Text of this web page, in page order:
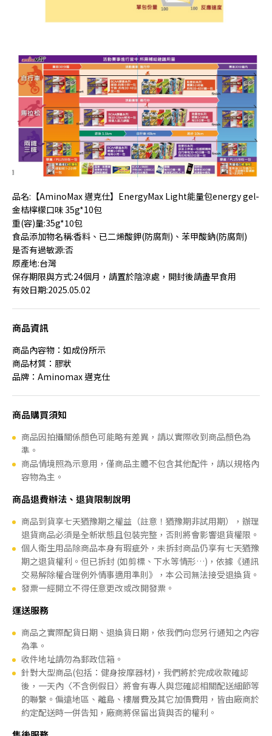
品名: 【AminoMax 邁克仕】EnergyMax Light能量包energy gel-
金桔檸檬口味 35g*10包
重(容)量:35g*10包
食品添加物名稱:香料、已二烯酸鉀(防腐劑) 、苯甲酸鈉(防腐劑)
是否有過敏源:否
原產地:台灣
保存期限與方式:24個月，請置於陰涼處，開封後請盡早食用
有效日期:2025.05.02
商品資訊
商品內容物：如成份所示
商品材質：膠狀
品牌：Aminomax 邁克仕
商品購買須知
商品因拍攝關係顏色可能略有差異，請以實際收到商品顏色為
準。
商品情境照為示意用，僅商品主體不包含其他配件，請以規格內
容物為主。
商品退費辦法、退貨限制說明
商品到貨享七天猶豫期之權益（註意！猶豫期非試用期），辦理
退貨商品必須是全新狀態且包裝完整，否則將會影響退貨權限。
個人衛生用品除商品本身有瑕疵外，未拆封商品仍享有七天猶豫
期之退貨權利。但已拆封 (如剪標、下水等情形…)，依據《通訊
交易解除權合理例外情事適用準則》，本公司無法接受退換貨。
發票一經開立不得任意更改或改開發票。
運送服務
商品之實際配貨日期、退換貨日期，依我們向您另行通知之內容
為準。
收件地址請勿為郵政信箱。
針對大型商品(包括：健身按摩器材)，我們將於完成收款確認
後，一天內〈不含例假日〉將會有專人與您確認相關配送細節等
的聯繫。偏遠地區、離島、樓層費及其它加價費用，皆由廠商於
約定配送時一併告知，廠商將保留出貨與否的權利。